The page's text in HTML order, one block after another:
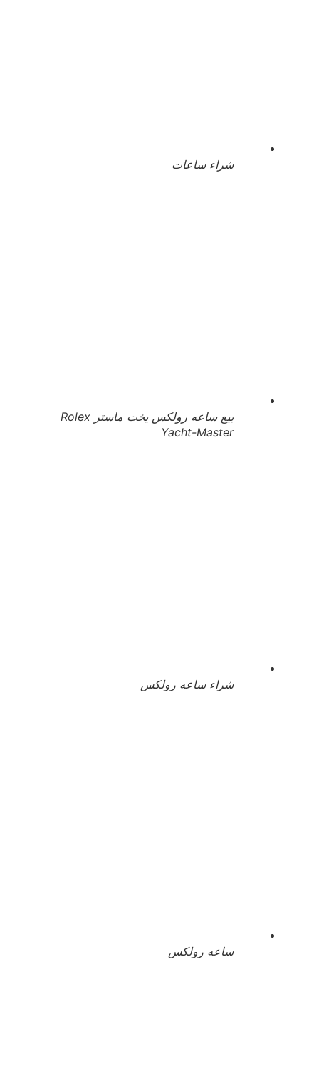
شراء ساعات
بيع ساعه رولكس يخت ماستر Rolex
Yacht-Master
شراء ساعه رولكس
ساعه رولكس